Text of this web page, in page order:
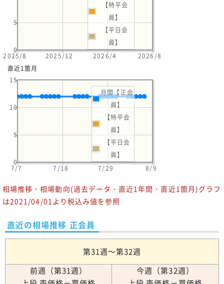
2025/8 2025/12 2026/4 2026/8
0
5
【特平会
員】
【平日会
員】
直近1箇月
7/7 7/18 7/29 8/9
0
5
10
15
月間【正会
員】
【特平会
員】
【平日会
員】
相場推移・相場動向(過去データ・直近1年間・直近1箇月)グラフ
は2021/04/01より税込み値を参照
直近の相場推移 正会員
第31週～第32週
前週（第31週）
今週（第32週）